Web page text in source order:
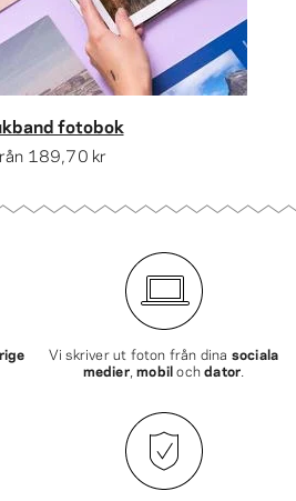
fotobok
189,70 kr
Vi skriver ut foton från dina sociala
medier,mobilochdator